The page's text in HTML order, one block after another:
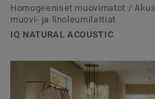
Homogeeniset muovimatot /
muovi- ja linoleumilattiat
IQ NATURAL ACOUSTIC